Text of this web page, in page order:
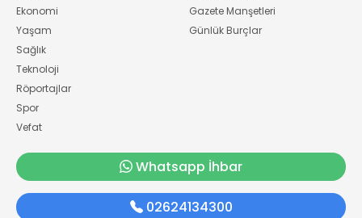
Ekonomi
Yaşam
Sağlık
Teknoloji
Röportajlar
Spor
Vefat
Gazete Manşetleri
Günlük Burçlar
Whatsapp İhbar
02624134300